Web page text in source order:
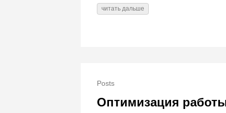
читать дальше
Posts
Оптимизация